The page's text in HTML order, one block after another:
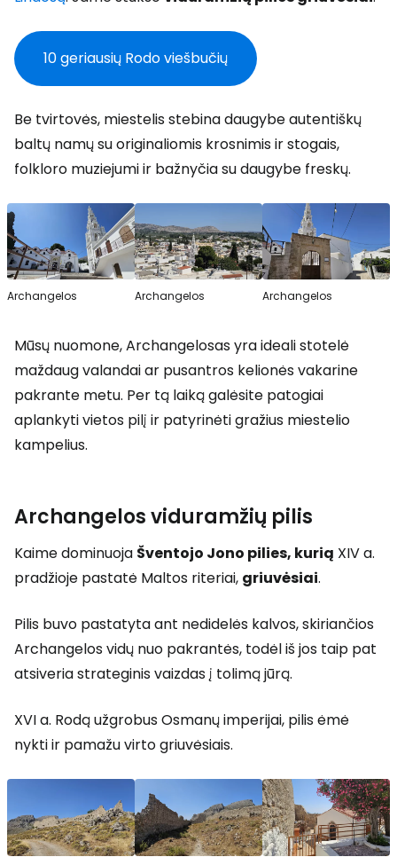
10 geriausių Rodo viešbučių
Be tvirtovės, miestelis stebina daugybe autentiškų
baltų namų su originaliomis krosnimis ir stogais,
folkloro muziejumi ir bažnyčia su daugybe freskų.
Archangelos Archangelos Archangelos
Mūsų nuomone, Archangelosas yra ideali stotelė
maždaug valandai ar pusantros kelionės vakarine
pakrante metu. Per tą laiką galėsite patogiai
aplankyti vietos pilį ir patyrinėti gražius miestelio
kampelius.
Archangelos viduramžių pilis
Kaime dominuoja Šventojo Jono pilies, kurią XIV a.
pradžioje pastatė Maltos riteriai, griuvėsiai.
Pilis buvo pastatyta ant nedidelės kalvos, skiriančios
Archangelos vidų nuo pakrantės, todėl iš jos taip pat
atsiveria strateginis vaizdas į tolimą jūrą.
XVI a. Rodą užgrobus Osmanų imperijai, pilis ėmė
nykti ir pamažu virto griuvėsiais.